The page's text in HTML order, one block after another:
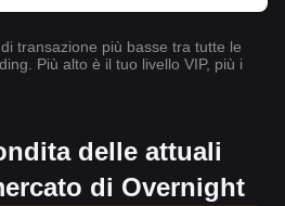
transazione più basse tra tutte le
Più alto è il tuo livello VIP, più i
delle attuali
di Overnight